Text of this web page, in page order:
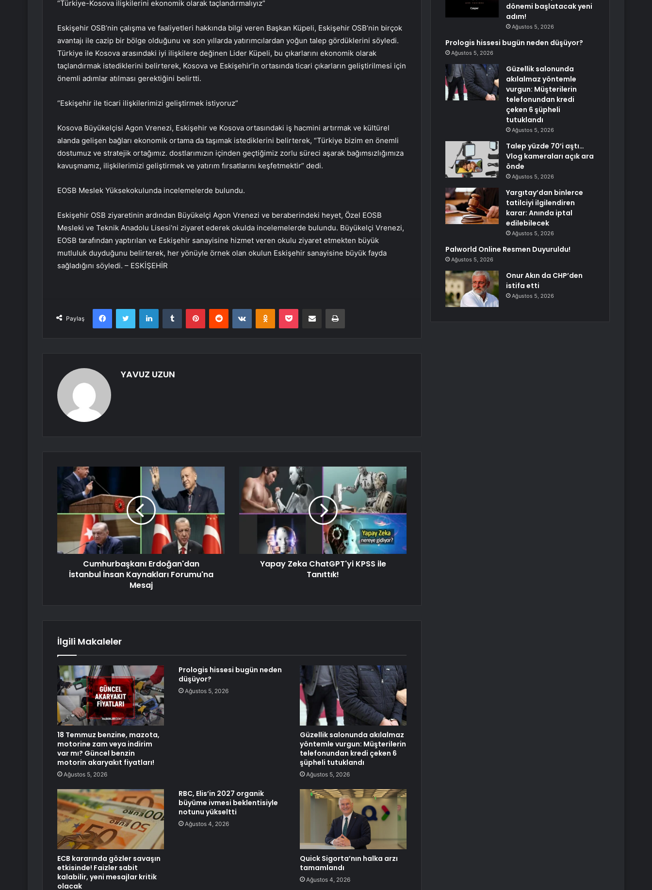
“Türkiye-Kosova ilişkilerini ekonomik olarak taçlandırmalıyız”
Eskişehir OSB’nin çalışma ve faaliyetleri hakkında bilgi veren Başkan Küpeli, Eskişehir OSB’nin birçok
avantajı ile cazip bir bölge olduğunu ve son yıllarda yatırımcılardan yoğun talep gördüklerini söyledi.
Türkiye ile Kosova arasındaki iyi ilişkilere değinen Lider Küpeli, bu çıkarlarını ekonomik olarak
taçlandırmak istediklerini belirterek, Kosova ve Eskişehir’in ortasında ticari çıkarların geliştirilmesi için
önemli adımlar atılması gerektiğini belirtti.
“Eskişehir ile ticari ilişkilerimizi geliştirmek istiyoruz”
Kosova Büyükelçisi Agon Vrenezi, Eskişehir ve Kosova ortasındaki iş hacmini artırmak ve kültürel
alanda gelişen bağları ekonomik ortama da taşımak istediklerini belirterek, “Türkiye bizim en önemli
dostumuz ve stratejik ortağımız. dostlarımızın içinden geçtiğimiz zorlu süreci aşarak bağımsızlığımıza
kavuşmamız, ilişkilerimizi geliştirmek ve yatırım fırsatlarını keşfetmektir” dedi.
EOSB Meslek Yüksekokulunda incelemelerde bulundu.
Eskişehir OSB ziyaretinin ardından Büyükelçi Agon Vrenezi ve beraberindeki heyet, Özel EOSB
Mesleki ve Teknik Anadolu Lisesi’ni ziyaret ederek okulda incelemelerde bulundu. Büyükelçi Vrenezi,
EOSB tarafından yaptırılan ve Eskişehir sanayisine hizmet veren okulu ziyaret etmekten büyük
mutluluk duyduğunu belirterek, her yönüyle örnek olan okulun Eskişehir sanayisine büyük fayda
sağladığını söyledi. – ESKİŞEHİR
Paylaş
FacebookTwitter LinkedInTumblr PinterestReddit VKontakteOdnoklassniki
Pocket E-Posta ile paylaş Yazdır
YAVUZ UZUN
Cumhurbaşkanı Erdoğan'dan
İstanbul İnsan Kaynakları Forumu'na
Mesaj
Yapay Zeka ChatGPT'yi KPSS ile
Tanıttık!
İlgili Makaleler
18 Temmuz benzine, mazota,
motorine zam veya indirim
var mı? Güncel benzin
motorin akaryakıt fiyatları!
Ağustos 5, 2026
Prologis hissesi bugün neden
düşüyor?
Ağustos 5, 2026
Güzellik salonunda akılalmaz
yöntemle vurgun: Müşterilerin
telefonundan kredi çeken 6
şüpheli tutuklandı
Ağustos 5, 2026
ECB kararında gözler savaşın
etkisinde! Faizler sabit
kalabilir, yeni mesajlar kritik
olacak
RBC, Elis’in 2027 organik
büyüme ivmesi beklentisiyle
notunu yükseltti
Ağustos 4, 2026
Quick Sigorta’nın halka arzı
tamamlandı
Ağustos 4, 2026
dönemi başlatacak yeni
adım!
Ağustos 5, 2026
Prologis hissesi bugün neden düşüyor?
Ağustos 5, 2026
Güzellik salonunda
akılalmaz yöntemle
vurgun: Müşterilerin
telefonundan kredi
çeken 6 şüpheli
tutuklandı
Ağustos 5, 2026
Talep yüzde 70’i aştı…
Vlog kameraları açık ara
önde
Ağustos 5, 2026
Yargıtay’dan binlerce
tatilciyi ilgilendiren
karar: Anında iptal
edilebilecek
Ağustos 5, 2026
Palworld Online Resmen Duyuruldu!
Ağustos 5, 2026
Onur Akın da CHP’den
istifa etti
Ağustos 5, 2026